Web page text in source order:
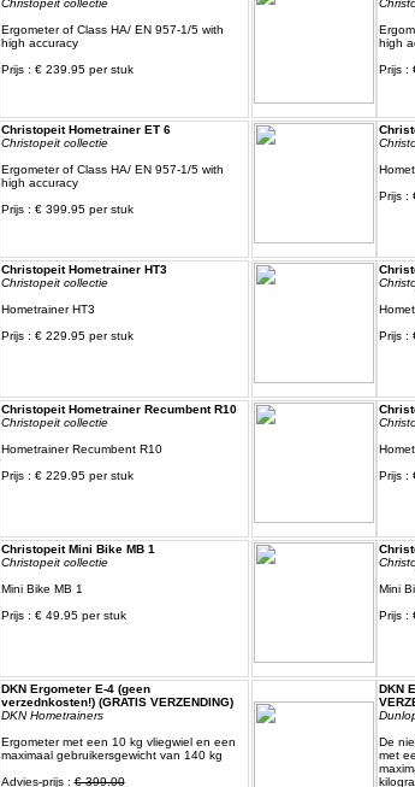
Christopeit collectie
Ergometer of Class HA/ EN 957-1/5 with
high accuracy
Prijs : € 239.95 per stuk
high
Prijs :
Christopeit Hometrainer ET 6
Christopeit collectie
Ergometer of Class HA/ EN 957-1/5 with
high accuracy
Prijs : € 399.95 per stuk
Prijs :
Christopeit Hometrainer HT3
Christopeit collectie
Hometrainer HT3
Prijs : € 229.95 per stuk
Prijs :
Christopeit Hometrainer Recumbent R10
Christopeit collectie
Hometrainer Recumbent R10
Prijs : € 229.95 per stuk
Prijs :
Christopeit Mini Bike MB 1
Christopeit collectie
Mini Bike MB 1
Prijs : € 49.95 per stuk
Mini
Prijs :
DKN Ergometer E-4 (geen
verzednkosten!) (GRATIS VERZENDING)
DKN Hometrainers
Ergometer met een 10 kg vliegwiel en een
maximaal gebruikersgewicht van 140 kg
Advies-prijs :€ 399.00
DKN
De
met